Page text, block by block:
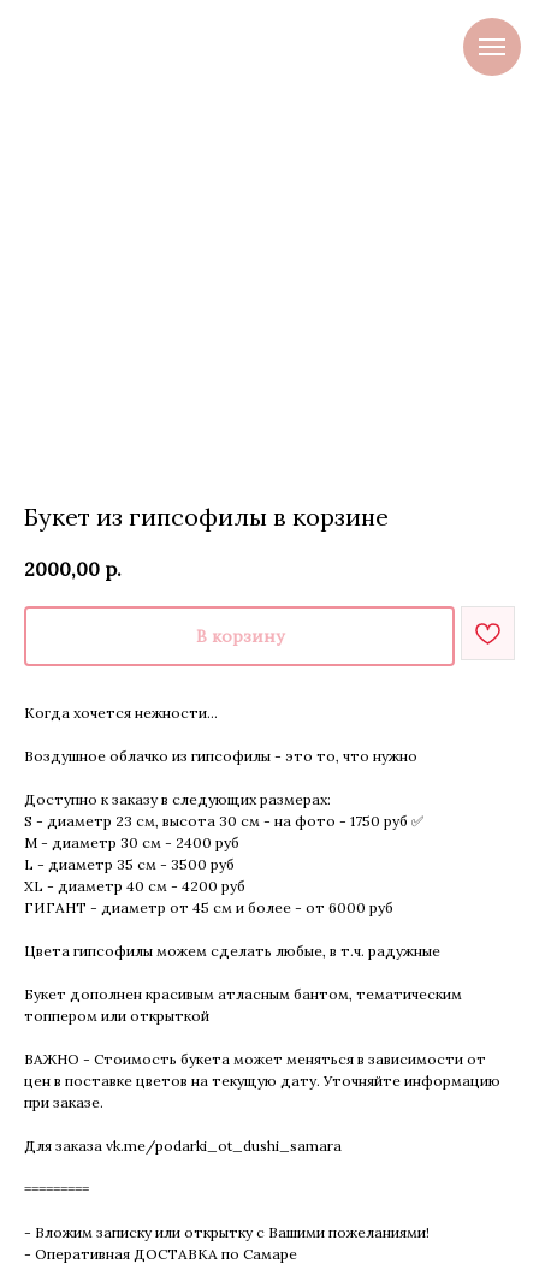
Букет из гипсофилы в корзине
2000,00 р.
В корзину
Когда хочется нежности...
Воздушное облачко из гипсофилы - это то, что нужно
Доступно к заказу в следующих размерах:
S - диаметр 23 см, высота 30 см - на фото - 1750 руб ✅
M - диаметр 30 см - 2400 руб
L - диаметр 35 см - 3500 руб
XL - диаметр 40 см - 4200 руб
ГИГАНТ - диаметр от 45 см и более - от 6000 руб
Цвета гипсофилы можем сделать любые, в т.ч. радужные
Букет дополнен красивым атласным бантом, тематическим
топпером или открыткой
ВАЖНО - Стоимость букета может меняться в зависимости от
цен в поставке цветов на текущую дату. Уточняйте информацию
при заказе.
Для заказа vk.me/podarki_ot_dushi_samara
=========
- Вложим записку или открытку с Вашими пожеланиями!
- Оперативная ДОСТАВКА по Самаре